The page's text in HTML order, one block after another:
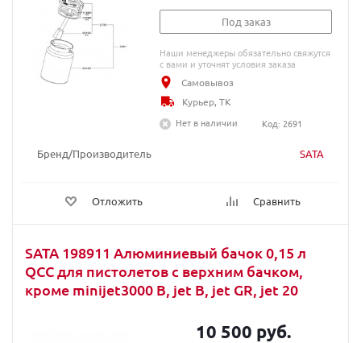
Бренд/Производитель SATA
Отложить Сравнить
Под заказ
Наши менеджеры обязательно свяжутся
с вами и уточнят условия заказа
Самовывоз
Курьер, ТК
Нет в наличии
Код: 2691
SATA 198911 Алюминиевый бачок 0,15 л
QCC для пистолетов с верхним бачком,
кроме minijet3000 B, jet B, jet GR, jet 20
10 500 руб.